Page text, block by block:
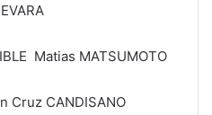
Matias MATSUMOTO
Cruz CANDISANO